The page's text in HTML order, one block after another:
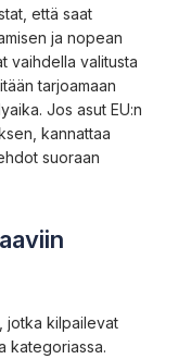
että saat
ja nopean
vaihdella valitusta
tarjoamaan
Jos asut EU:n
kannattaa
suoraan
jotka kilpailevat
kategoriassa.